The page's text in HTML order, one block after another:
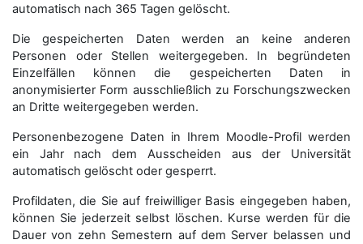
automatisch nach 365 Tagen gelöscht.
Die gespeicherten Daten werden an keine anderen
Personen oder Stellen weitergegeben. In begründeten
Einzelfällen können die gespeicherten Daten in
anonymisierter Form aus­schließ­lich zu Forschungszwecken
an Dritte weitergegeben werden.
Personenbezogene Daten in Ihrem Moodle-Profil werden
ein Jahr nach dem Ausscheiden aus der Universität
automatisch gelöscht oder gesperrt.
Profildaten, die Sie auf freiwilliger Basis eingegeben haben,
können Sie jederzeit selbst löschen. Kurse werden für die
Dauer von zehn Semestern auf dem Server belassen und